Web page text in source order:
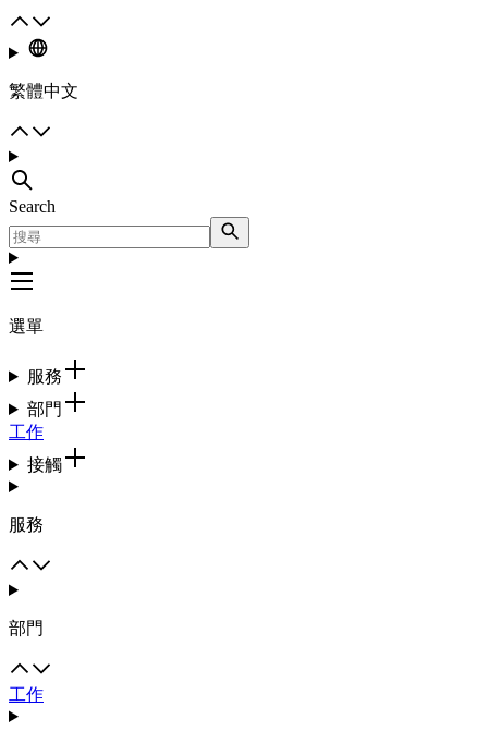
繁體中文
Search
選單
服務
部門
工作
接觸
服務
部門
工作